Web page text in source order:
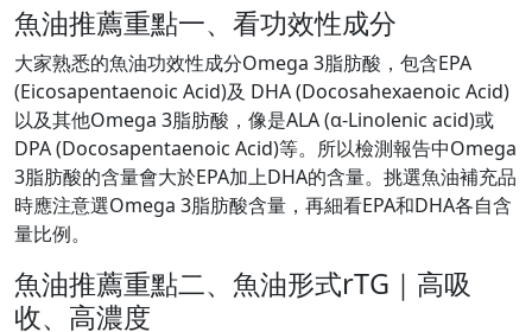
魚油推薦重點一、看功效性成分
大家熟悉的魚油功效性成分Omega 3脂肪酸，包含EPA
(Eicosapentaenoic Acid)及 DHA (Docosahexaenoic Acid)
以及其他Omega 3脂肪酸，像是ALA (α-Linolenic acid)或
DPA (Docosapentaenoic Acid)等。所以檢測報告中Omega
3脂肪酸的含量會大於EPA加上DHA的含量。挑選魚油補充品
時應注意選Omega 3脂肪酸含量，再細看EPA和DHA各自含
量比例。
魚油推薦重點二、魚油形式rTG｜高吸
收、高濃度